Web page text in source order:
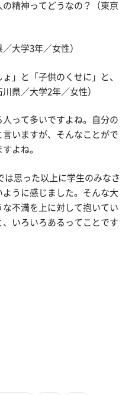
の精神ってどうなの？（東京
大学3年／女性）
」と「子供のくせに」と、
県／大学2年／女性）
って多いですよね。自分の
いますが、そんなことがで
よね。
は思った以上に学生のみなさ
うに感じました。そんな大
不満を上に対して抱いてい
いろいろあるってことです